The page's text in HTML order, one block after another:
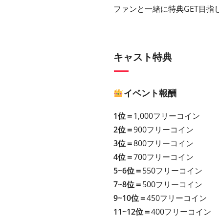
ファンと一緒に特典GET目指
キャスト特典
イベント報酬
1位＝1,000フリーコイン
2位＝900フリーコイン
3位＝800フリーコイン
4位＝700フリーコイン
5~6位＝550フリーコイン
7~8位＝500フリーコイン
9~10位＝450フリーコイン
11~12位＝400フリーコイン